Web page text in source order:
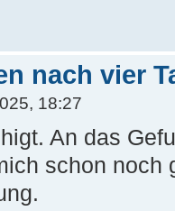
nach vier
18:27
An das
schon noch